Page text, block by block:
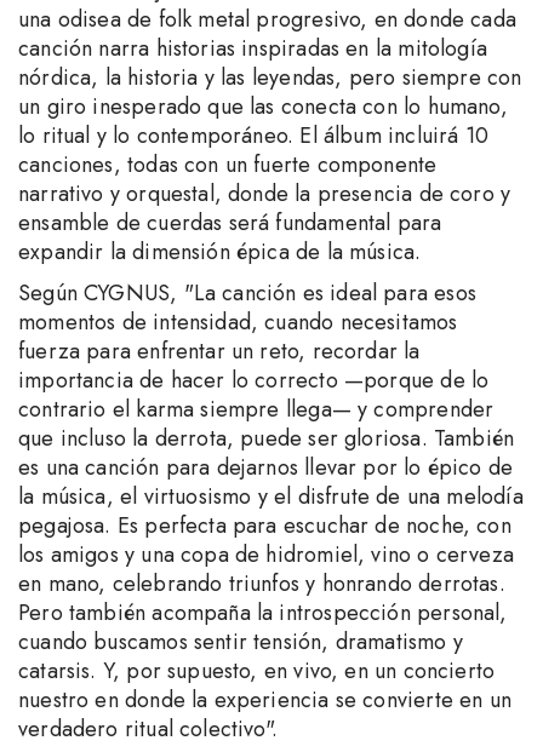
una odisea de folk metal progresivo, en donde cada
canción narra historias inspiradas en la mitología
nórdica, la historia y las leyendas, pero siempre con
un giro inesperado que las conecta con lo humano,
lo ritual y lo contemporáneo. El álbum incluirá 10
canciones, todas con un fuerte componente
narrativo y orquestal, donde la presencia de coro y
ensamble de cuerdas será fundamental para
expandir la dimensión épica de la música.
Según CYGNUS, "La canción es ideal para esos
momentos de intensidad, cuando necesitamos
fuerza para enfrentar un reto, recordar la
importancia de hacer lo correcto —porque de lo
contrario el karma siempre llega— y comprender
que incluso la derrota, puede ser gloriosa. También
es una canción para dejarnos llevar por lo épico de
la música, el virtuosismo y el disfrute de una melodía
pegajosa. Es perfecta para escuchar de noche, con
los amigos y una copa de hidromiel, vino o cerveza
en mano, celebrando triunfos y honrando derrotas.
Pero también acompaña la introspección personal,
cuando buscamos sentir tensión, dramatismo y
catarsis. Y, por supuesto, en vivo, en un concierto
nuestro en donde la experiencia se convierte en un
verdadero ritual colectivo".